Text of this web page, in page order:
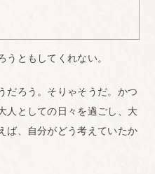
ともしてくれない。
だろう。そりゃそうだ。かつ
人としての日々を過ごし、大
ば、自分がどう考えていたか